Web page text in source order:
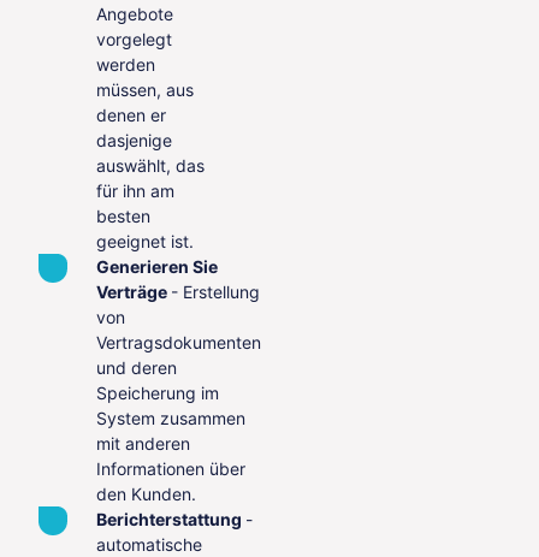
Angebote
vorgelegt
werden
müssen, aus
denen er
dasjenige
auswählt, das
für ihn am
besten
geeignet ist.
Generieren Sie
Verträge - Erstellung
von
Vertragsdokumenten
und deren
Speicherung im
System zusammen
mit anderen
Informationen über
den Kunden.
Berichterstattung -
automatische